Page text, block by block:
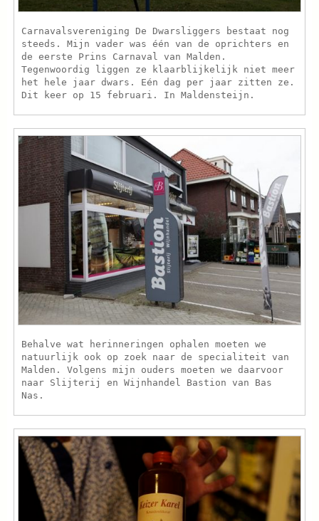
Carnavalsvereniging De Dwarsliggers bestaat nog
steeds. Mijn vader was één van de oprichters en
de eerste Prins Carnaval van Malden.
Tegenwoordig liggen ze klaarblijkelijk niet meer
het hele jaar dwars. Eén dag per jaar zitten ze.
Dit keer op 15 februari. In Maldensteijn.
Behalve wat herinneringen ophalen moeten we
natuurlijk ook op zoek naar de specialiteit van
Malden. Volgens mijn ouders moeten we daarvoor
naar Slijterij en Wijnhandel Bastion van Bas
Nas.